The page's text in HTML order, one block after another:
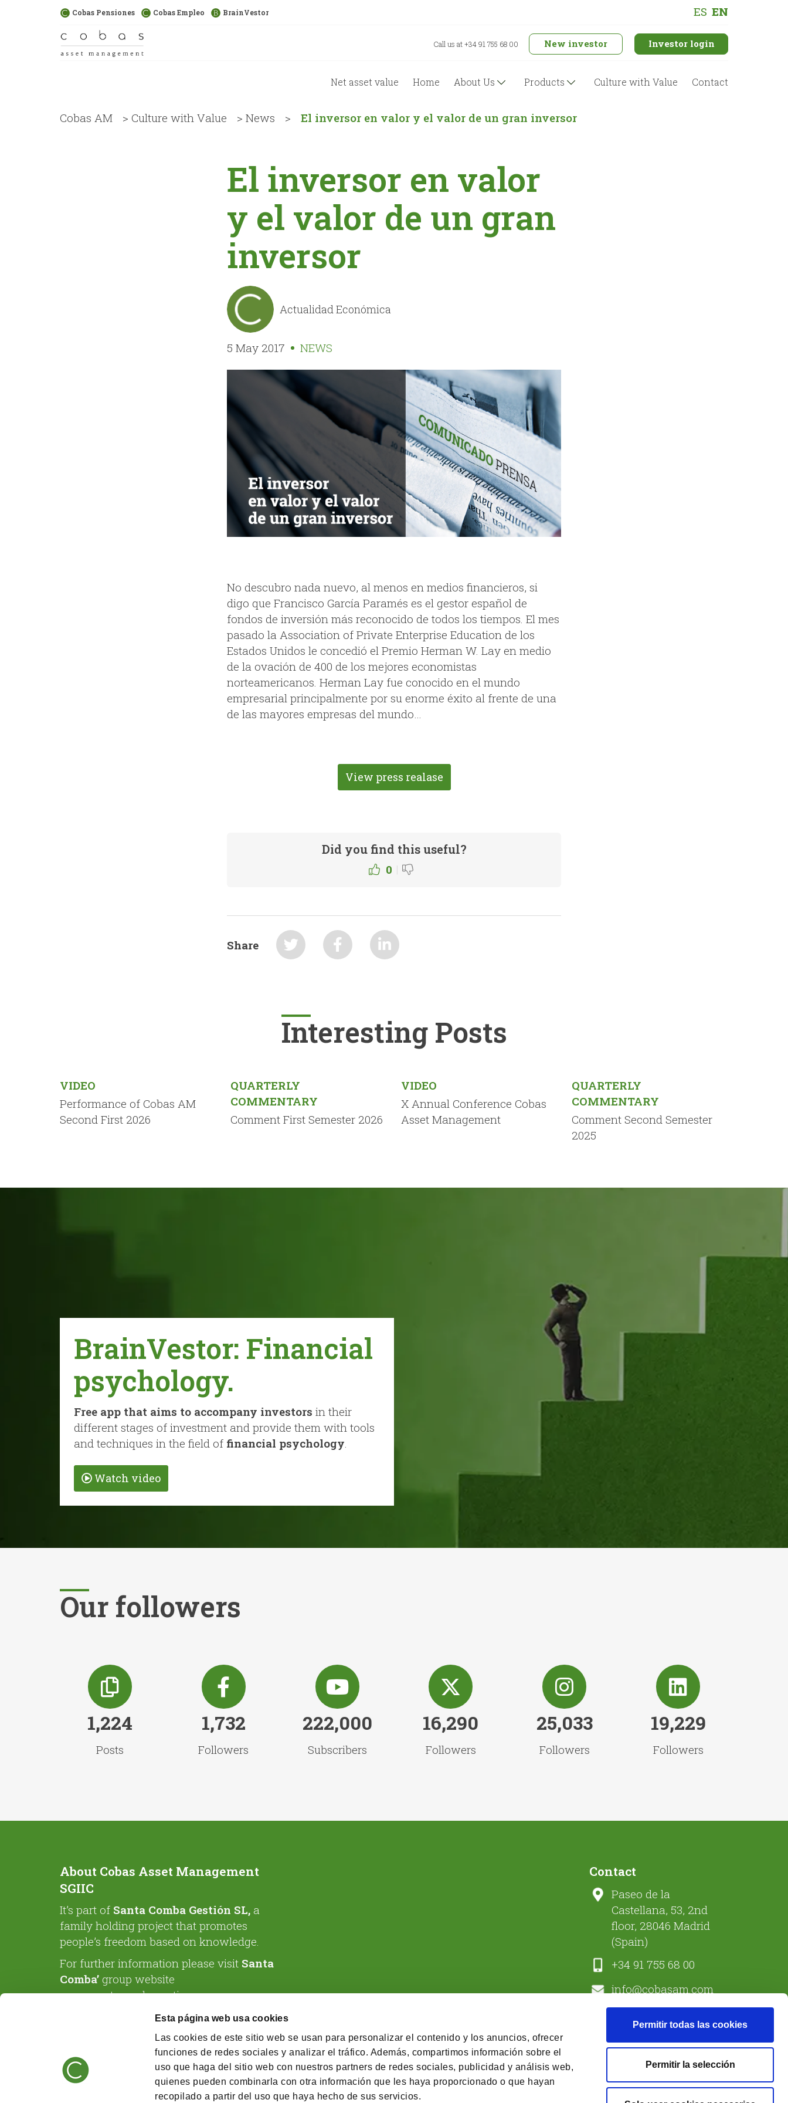
Esta página web usa cookies
Las cookies de este sitio web se usan para personalizar el contenido y los anuncios, ofrecer
funciones de redes sociales y analizar el tráfico. Además, compartimos información sobre el
uso que haga del sitio web con nuestros partners de redes sociales, publicidad y análisis web,
quienes pueden combinarla con otra información que les haya proporcionado o que hayan
recopilado a partir del uso que haya hecho de sus servicios.
Permitir todas las cookies
Permitir la selección
Cobas Pensiones Cobas Empleo BrainVestor ES EN
Call us at +34 91 755 68 00 New investor Investor login
Net asset value Home About Us Products Culture with Value Contact
Cobas AM > Culture with Value > News > El inversor en valor y el valor de un gran inversor
El inversor en valor
y el valor de un gran
inversor
Actualidad Económica
5 May 2017 NEWS
No descubro nada nuevo, al menos en medios financieros, si
digo que Francisco García Paramés es el gestor español de
fondos de inversión más reconocido de todos los tiempos. El mes
pasado la Association of Private Enterprise Education de los
Estados Unidos le concedió el Premio Herman W. Lay en medio
de la ovación de 400 de los mejores economistas
norteamericanos. Herman Lay fue conocido en el mundo
empresarial principalmente por su enorme éxito al frente de una
de las mayores empresas del mundo…
View press realase
Did you find this useful?
0 |
Share
Interesting Posts
VIDEO
Performance of Cobas AM
Second First 2026
QUARTERLY
COMMENTARY
Comment First Semester 2026
VIDEO
X Annual Conference Cobas
Asset Management
QUARTERLY
COMMENTARY
Comment Second Semester
2025
BrainVestor: Financial
psychology.
Free app that aims to accompany investors in their
different stages of investment and provide them with tools
and techniques in the field of financial psychology.
Watch video
Our followers
1,224
Posts
1,732
Followers
222,000
Subscribers
16,290
Followers
25,033
Followers
19,229
Followers
About Cobas Asset Management
SGIIC
It’s part of Santa Comba Gestión SL, a
family holding project that promotes
people’s freedom based on knowledge.
For further information please visit Santa
Comba’ group website
www.santacombagestion.com
Contact
Paseo de la
Castellana, 53, 2nd
floor, 28046 Madrid
(Spain)
+34 91 755 68 00
info@cobasam.com
© 2026 Cobas Asset Management SGIIC SA